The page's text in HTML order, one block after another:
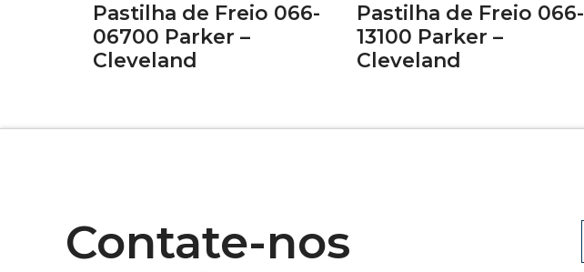
Pastilha de Freio 066-
06700 Parker –
Cleveland
Pastilha de Freio 066-
13100 Parker –
Cleveland
Contate-nos